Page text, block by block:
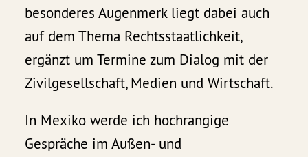
besonderes Augenmerk liegt dabei auch
auf dem Thema Rechtsstaatlichkeit,
ergänzt um Termine zum Dialog mit der
Zivilgesellschaft, Medien und Wirtschaft.
In Mexiko werde ich hochrangige
Gespräche im Außen- und